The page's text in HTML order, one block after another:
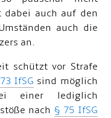
dabei auch auf den
auch die
an.
schützt vor Strafe
IfSG sind möglich
einer lediglich
nach§ 75 IfSG